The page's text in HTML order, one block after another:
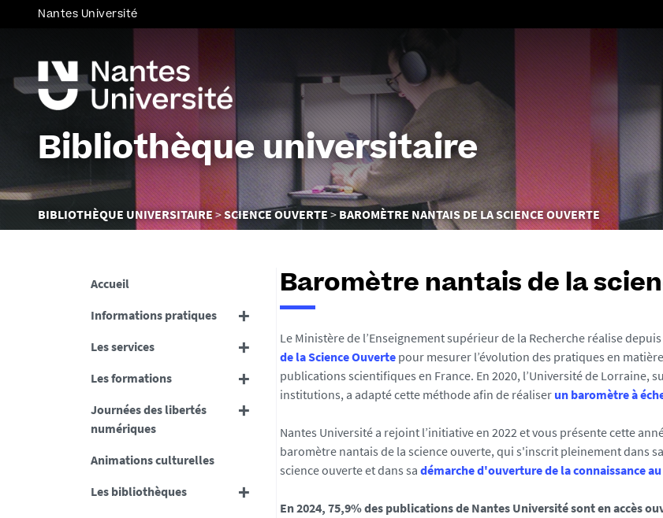
au
Nantes Université
Bibliothèque universitaire
Vous
êtes
BIBLIOTHÈQUE UNIVERSITAIRE SCIENCE OUVERTE BAROMÈTRE NANTAIS DE LA SCIENCE OUVERTE
Accueil
Informations pratiques
Les services
Les formations
Journées des libertés
numériques
Animations culturelles
Les bibliothèques
Baromètre nantais de la
Le Ministère de l’Enseignement supérieur de la Recherche réalise
de la Science Ouverte pour mesurer l’évolution des pratiques en
publications scientifiques en France. En 2020, l’Université de Lorraine,
institutions, a adapté cette méthode afin de réaliser un baromètre à
Nantes Université a rejoint l’initiative en 2022 et vous présente cette
baromètre nantais de la science ouverte, qui s'inscrit pleinement dans
science ouverte et dans sa démarche d'ouverture de la connaissance
En 2024, 75,9% des publications de Nantes Université sont en accès